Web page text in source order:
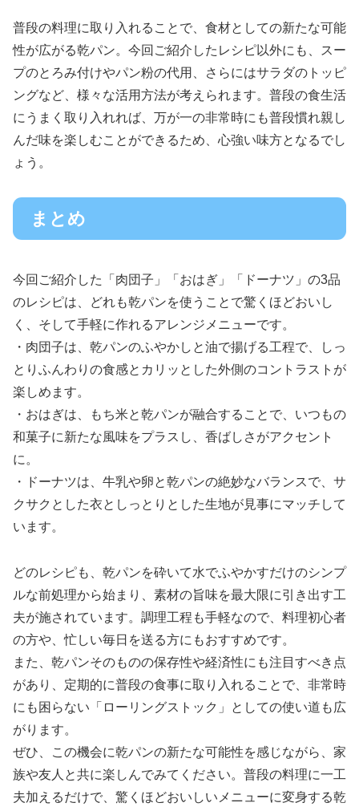
普段の料理に取り入れることで、食材としての新たな可能
性が広がる乾パン。今回ご紹介したレシピ以外にも、スー
プのとろみ付けやパン粉の代用、さらにはサラダのトッピ
ングなど、様々な活用方法が考えられます。普段の食生活
にうまく取り入れれば、万が一の非常時にも普段慣れ親し
んだ味を楽しむことができるため、心強い味方となるでし
ょう。
まとめ
今回ご紹介した「肉団子」「おはぎ」「ドーナツ」の3品
のレシピは、どれも乾パンを使うことで驚くほどおいし
く、そして手軽に作れるアレンジメニューです。
・肉団子は、乾パンのふやかしと油で揚げる工程で、しっ
とりふんわりの食感とカリッとした外側のコントラストが
楽しめます。
・おはぎは、もち米と乾パンが融合することで、いつもの
和菓子に新たな風味をプラスし、香ばしさがアクセント
に。
・ドーナツは、牛乳や卵と乾パンの絶妙なバランスで、サ
クサクとした衣としっとりとした生地が見事にマッチして
います。
どのレシピも、乾パンを砕いて水でふやかすだけのシンプ
ルな前処理から始まり、素材の旨味を最大限に引き出す工
夫が施されています。調理工程も手軽なので、料理初心者
の方や、忙しい毎日を送る方にもおすすめです。
また、乾パンそのものの保存性や経済性にも注目すべき点
があり、定期的に普段の食事に取り入れることで、非常時
にも困らない「ローリングストック」としての使い道も広
がります。
ぜひ、この機会に乾パンの新たな可能性を感じながら、家
族や友人と共に楽しんでみてください。普段の料理に一工
夫加えるだけで、驚くほどおいしいメニューに変身する乾